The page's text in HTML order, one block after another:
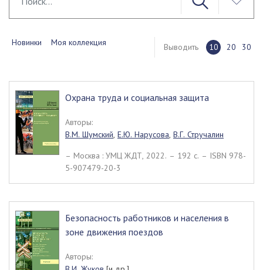
Новинки Моя коллекция Выводить 10 20 30
Охрана труда и социальная защита
Авторы:
В.М. Шумский, Е.Ю. Нарусова, В.Г. Стручалин
– Москва : УМЦ ЖДТ, 2022. – 192 c. – ISBN 978-
5-907479-20-3
Безопасность работников и населения в
зоне движения поездов
Авторы: